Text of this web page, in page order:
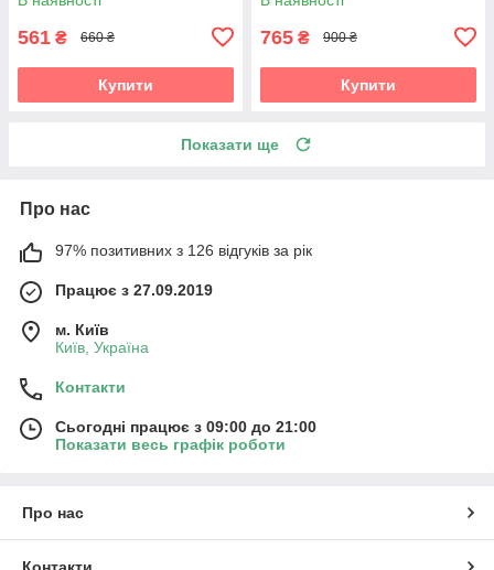
561 ₴ 660 ₴
Купити
765 ₴ 900 ₴
Купити
Показати ще
Про нас
97% позитивних з 126 відгуків за рік
Працює з 27.09.2019
м. Київ
Київ, Україна
Контакти
Сьогодні працює з 09:00 до 21:00
Показати весь графік роботи
Про нас